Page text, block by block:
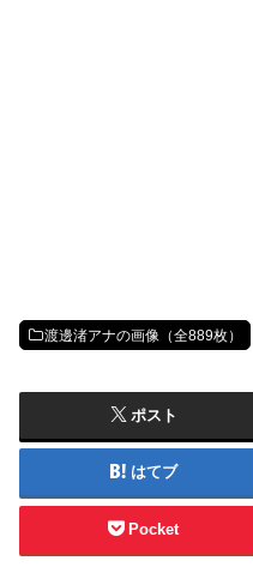
渡邊渚アナの画像（全889枚）
ポスト
はてブ
Pocket